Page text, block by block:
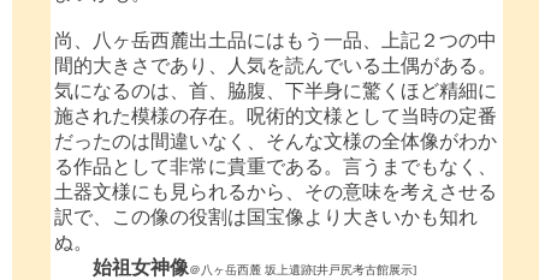
尚、八ヶ岳西麓出土品にはもう一品、上記２つの中
間的大きさであり、人気を読んでいる土偶がある。
気になるのは、首、脇腹、下半身に驚くほど精細に
施された模様の存在。呪術的文様として当時の定番
だったのは間違いなく、そんな文様の全体像がわか
る作品として非常に貴重である。言うまでもなく、
土器文様にも見られるから、その意味を考えさせる
訳で、この像の役割は国宝像より大きいかも知れ
ぬ。
始祖女神像＠八ヶ岳西麓 坂上遺跡[井戸尻考古館展示]